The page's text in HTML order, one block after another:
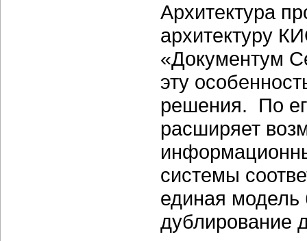
Архитектура
архитектуру
«Документум
эту
решения. По
расширяет
системы
единая модель
дублирование